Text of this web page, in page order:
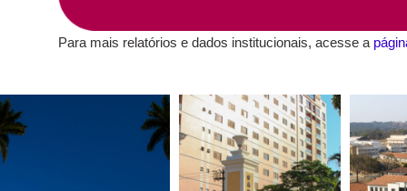
Para mais relatórios e dados institucionais, acesse a